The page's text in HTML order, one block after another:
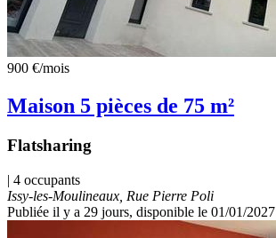
900 €/mois
Maison 5 pièces de 75 m²
Flatsharing
| 4 occupants
Issy-les-Moulineaux, Rue Pierre Poli
Publiée il y a 29 jours, disponible le 01/01/2027